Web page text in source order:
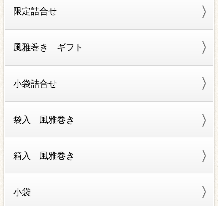
限定詰合せ
風雅巻き ギフト
小袋詰合せ
袋入 風雅巻き
箱入 風雅巻き
小袋